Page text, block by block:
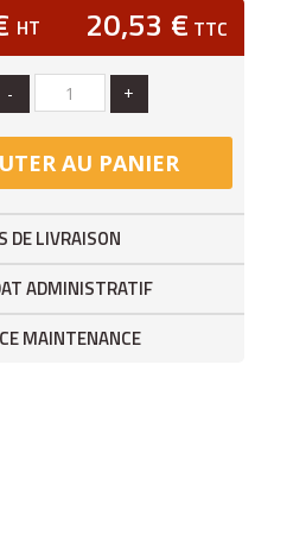
HT 20,53 € TTC
- +
AU PANIER
DE LIVRAISON
ADMINISTRATIF
MAINTENANCE